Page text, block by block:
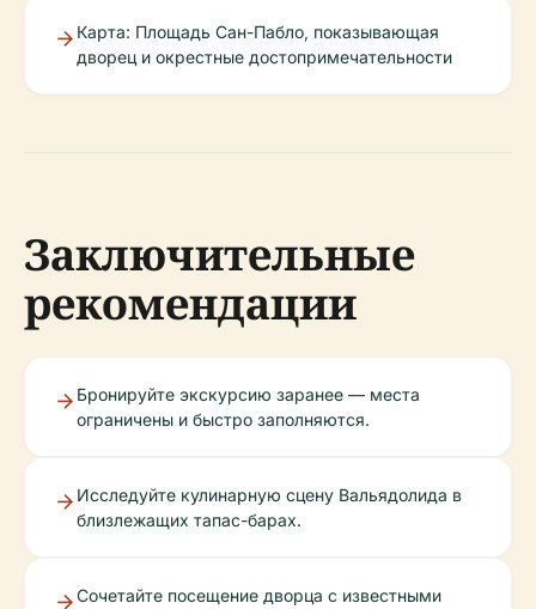
Карта: Площадь Сан-Пабло, показывающая
дворец и окрестные достопримечательности
Заключительные
рекомендации
Бронируйте экскурсию заранее — места
ограничены и быстро заполняются.
Исследуйте кулинарную сцену Вальядолида в
близлежащих тапас-барах.
Сочетайте посещение дворца с известными